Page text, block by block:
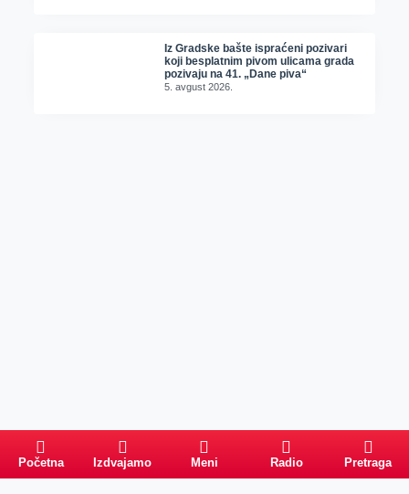
Iz Gradske bašte ispraćeni pozivari
koji besplatnim pivom ulicama grada
pozivaju na 41. „Dane piva“
5. avgust 2026.
Početna Izdvajamo Meni Radio Pretraga